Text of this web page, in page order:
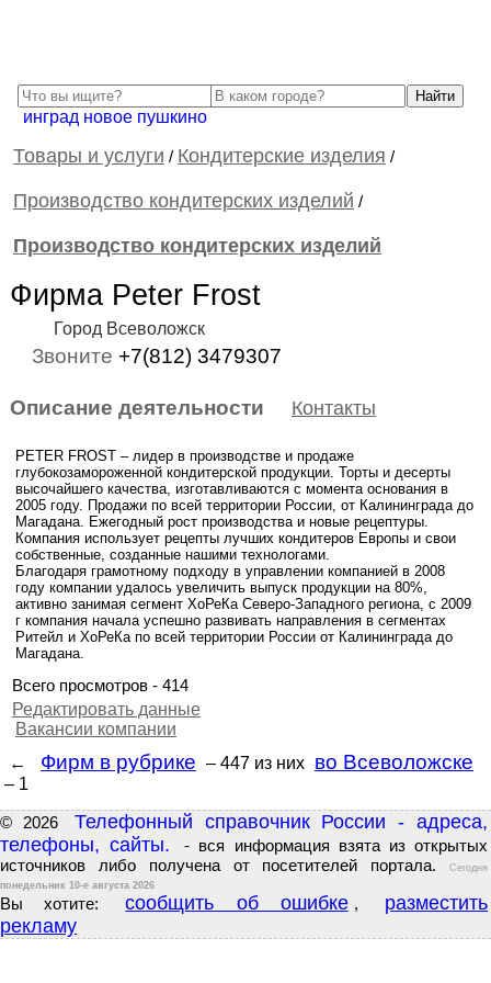
инград новое пушкино
Товары и услуги / Кондитерские изделия /
Производство кондитерских изделий /
Производство кондитерских изделий
Фирма Peter Frost
Город Всеволожск
Звоните +7(812) 3479307
Описание деятельности Контакты
PETER FROST – лидер в производстве и продаже
глубокозамороженной кондитерской продукции. Торты и десерты
высочайшего качества, изготавливаются с момента основания в
2005 году. Продажи по всей территории России, от Калининграда до
Магадана. Ежегодный рост производства и новые рецептуры.
Компания использует рецепты лучших кондитеров Европы и свои
собственные, созданные нашими технологами.
Благодаря грамотному подходу в управлении компанией в 2008
году компании удалось увеличить выпуск продукции на 80%,
активно занимая сегмент ХоРеКа Северо-Западного региона, с 2009
г компания начала успешно развивать направления в сегментах
Ритейл и ХоРеКа по всей территории России от Калининграда до
Магадана.
Всего просмотров - 414
Редактировать данные
Вакансии компании
←
Фирм в рубрике – 447 из них во Всеволожске
– 1
© 2026
Телефонный справочник России - адреса,
телефоны, сайты.
- вся информация взята из открытых
источников либо получена от посетителей портала.
Сегодня
понедельник 10-е августа 2026
Вы хотите: сообщить об ошибке ,
разместить
рекламу